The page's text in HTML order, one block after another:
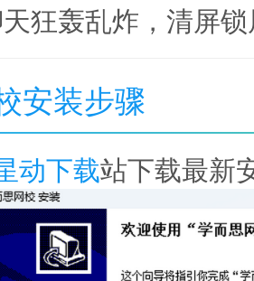
轰乱炸，清屏锁
安装步骤
动下载站下载最新